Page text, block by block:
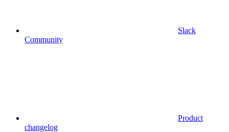
Slack
Community
Product
changelog